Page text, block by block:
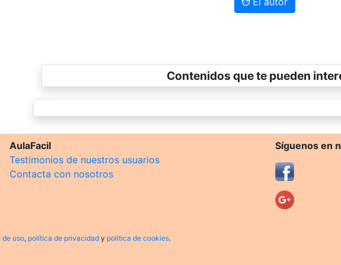
Contenidos que te pueden
AulaFacil
Testimonios de nuestros usuarios
Contacta con nosotros
Síguenos en
de uso, política de privacidad y política de cookies.